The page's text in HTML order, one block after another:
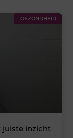
GEZONDHEID
juiste inzicht